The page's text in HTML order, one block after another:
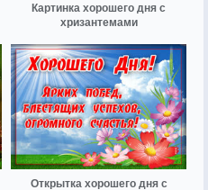
Картинка хорошего дня с
хризантемами
Открытка хорошего дня с